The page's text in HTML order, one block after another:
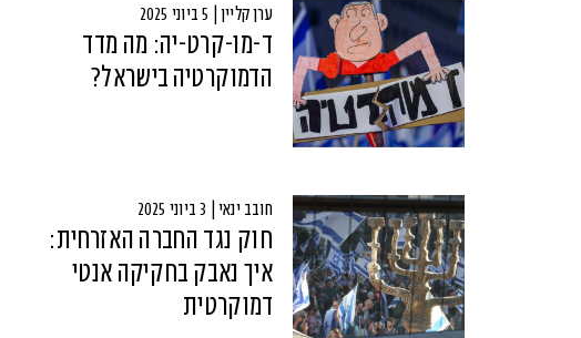
ערן קליין | 5 ביוני 2025
ד-מו-קרט-יה: מה מדד
הדמוקרטיה בישראל?
חובב ינאי | 3 ביוני 2025
חוק נגד החברה האזרחית:
איך נאבק בחקיקה אנטי
דמוקרטית